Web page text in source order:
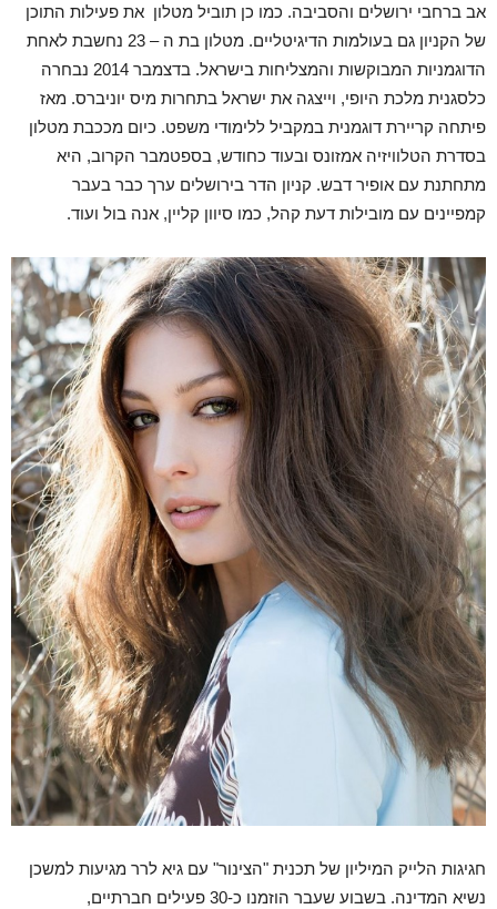
אב ברחבי ירושלים והסביבה. כמו כן תוביל מטלון את פעילות התוכן
של הקניון גם בעולמות הדיגיטליים. מטלון בת ה – 23 נחשבת לאחת
הדוגמניות המבוקשות והמצליחות בישראל. בדצמבר 2014 נבחרה
כלסגנית מלכת היופי, וייצגה את ישראל בתחרות מיס יוניברס. מאז
פיתחה קריירת דוגמנית במקביל ללימודי משפט. כיום מככבת מטלון
בסדרת הטלוויזיה אמזונס ובעוד כחודש, בספטמבר הקרוב, היא
מתחתנת עם אופיר דבש. קניון הדר בירושלים ערך כבר בעבר
קמפיינים עם מובילות דעת קהל, כמו סיוון קליין, אנה בול ועוד.
חגיגות הלייק המיליון של תכנית "הצינור" עם גיא לרר מגיעות למשכן
נשיא המדינה. בשבוע שעבר הוזמנו כ-30 פעילים חברתיים,